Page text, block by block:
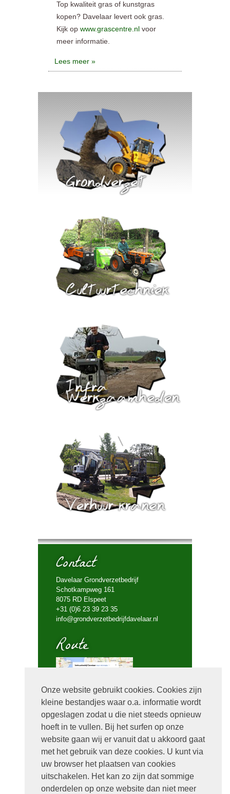
Onze website gebruikt cookies. Cookies zijn
kleine bestandjes waar o.a. informatie wordt
opgeslagen zodat u die niet steeds opnieuw
hoeft in te vullen. Bij het surfen op onze
website gaan wij er vanuit dat u akkoord gaat
met het gebruik van deze cookies. U kunt via
uw browser het plaatsen van cookies
uitschakelen. Het kan zo zijn dat sommige
onderdelen op onze website dan niet meer
Top kwaliteit gras of kunstgras
kopen? Davelaar levert ook gras.
Kijk op www.grascentre.nl voor
meer informatie.
Lees meer »
Contact
Davelaar Grondverzetbedrijf
Schotkampweg 161
8075 RD Elspeet
+31 (0)6 23 39 23 35
info@grondverzetbedrijfdavelaar.nl
Route
Bel mij terug